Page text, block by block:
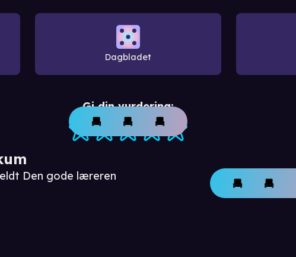
Dagbladet
Gi din vurdering:
Den gode læreren